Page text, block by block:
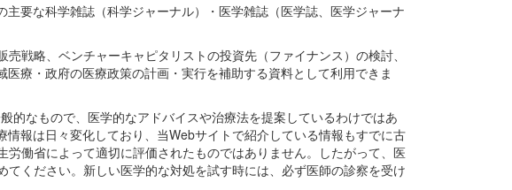
要な科学雑誌（科学ジャーナル）・医学雑誌（医学誌、医学ジャーナ
戦略、ベンチャーキャピタリストの投資先（ファイナンス）の検討、
療・政府の医療政策の計画・実行を補助する資料として利用できま
的なもので、医学的なアドバイスや治療法を提案しているわけではあ
報は日々変化しており、当Webサイトで紹介している情報もすでに古
働省によって適切に評価されたものではありません。したがって、医
ください。新しい医学的な対処を試す時には、必ず医師の診察を受け